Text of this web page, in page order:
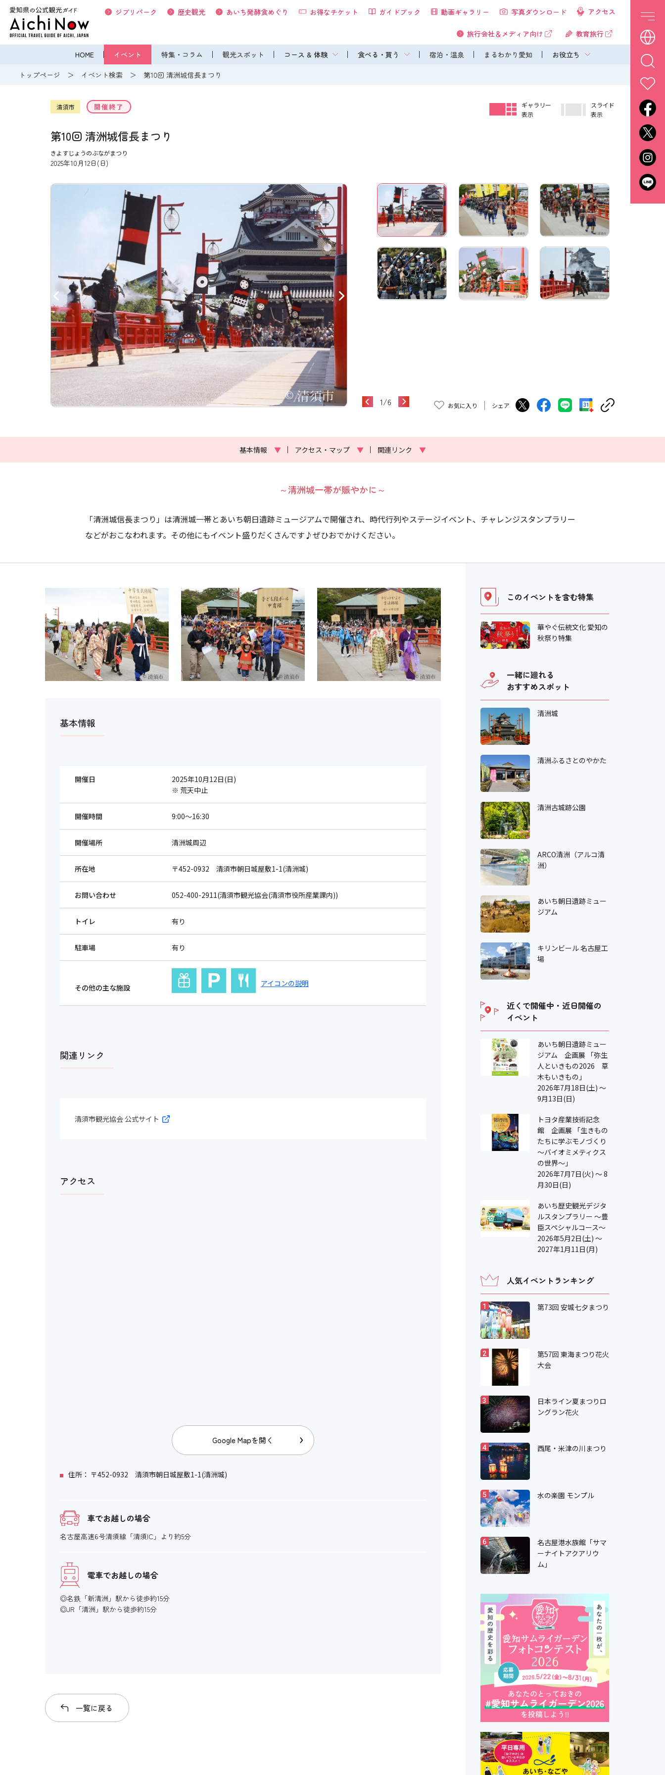
HOME イベント 特集・コラム 観光スポット コース & 体験 食べる・買う 宿泊・温泉 まるわかり愛知 お役立ち
ジブリパーク 歴史観光 あいち発酵食めぐり お得なチケット ガイドブック 動画ギャラリー 写真ダウンロード アクセス
旅行会社＆メディア向け 教育旅行
トップページ イベント検索 第10回 清洲城信長まつり
清須市 開催終了
第10回 清洲城信長まつり
きよすじょうのぶながまつり
2025年10月12日(日)
ギャラリー
表示
スライド
表示
1/6 お気に入り シェア
基本情報 ▼ アクセス・マップ ▼ 関連リンク ▼
～清洲城一帯が賑やかに～
「清洲城信長まつり」は清洲城一帯とあいち朝日遺跡ミュージアムで開催され、時代行列やステージイベント、チャレンジスタンプラリー
などがおこなわれます。その他にもイベント盛りだくさんです♪ぜひおでかけください。
基本情報
開催日
2025年10月12日(日)
※ 荒天中止
開催時間 9:00～16:30
開催場所 清洲城周辺
所在地 〒452-0932 清須市朝日城屋敷1-1(清洲城)
お問い合わせ 052-400-2911(清須市観光協会(清須市役所産業課内))
トイレ 有り
駐車場 有り
その他の主な施設 アイコンの説明
関連リンク
清須市観光協会 公式サイト
アクセス
Google Mapを開く
住所： 〒452-0932 清須市朝日城屋敷1-1(清洲城)
車でお越しの場合
名古屋高速6号清須線「清須IC」より約5分
電車でお越しの場合
◎名鉄「新清洲」駅から徒歩約15分
◎JR「清洲」駅から徒歩約15分
一覧に戻る
このイベントを含む特集
華やぐ伝統文化 愛知の
秋祭り特集
一緒に廻れる
おすすめスポット
清洲城
清洲ふるさとのやかた
清洲古城跡公園
ARCO清洲（アルコ清
洲）
あいち朝日遺跡ミュー
ジアム
キリンビール 名古屋工
場
近くで開催中・近日開催の
イベント
あいち朝日遺跡ミュー
ジアム 企画展 「弥生
人といきもの2026 草
木もいきもの」
2026年7月18日(土) ～
9月13日(日)
トヨタ産業技術記念
館 企画展 「生きもの
たちに学ぶモノづくり
～バイオミメティクス
の世界～」
2026年7月7日(火) ～ 8
月30日(日)
あいち歴史観光デジタ
ルスタンプラリー ～豊
臣スペシャルコース～
2026年5月2日(土) ～
2027年1月11日(月)
人気イベントランキング
1 第73回 安城七夕まつり
2
第57回 東海まつり花火
大会
3
日本ライン夏まつりロ
ングラン花火
4 西尾・米津の川まつり
5 水の楽園 モンプル
6
名古屋港水族館「サマ
ーナイトアクアリウ
ム」